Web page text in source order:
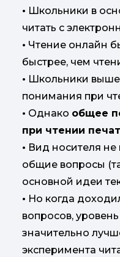
• Школьники в
читать с
• Чтение онлайн
быстрее, чем
• Школьники выше
понимания при
• Однако общее
при чтении
• Вид носителя не
общие вопросы
основной идеи
• Но когда
вопросов,
значительно
эксперимента